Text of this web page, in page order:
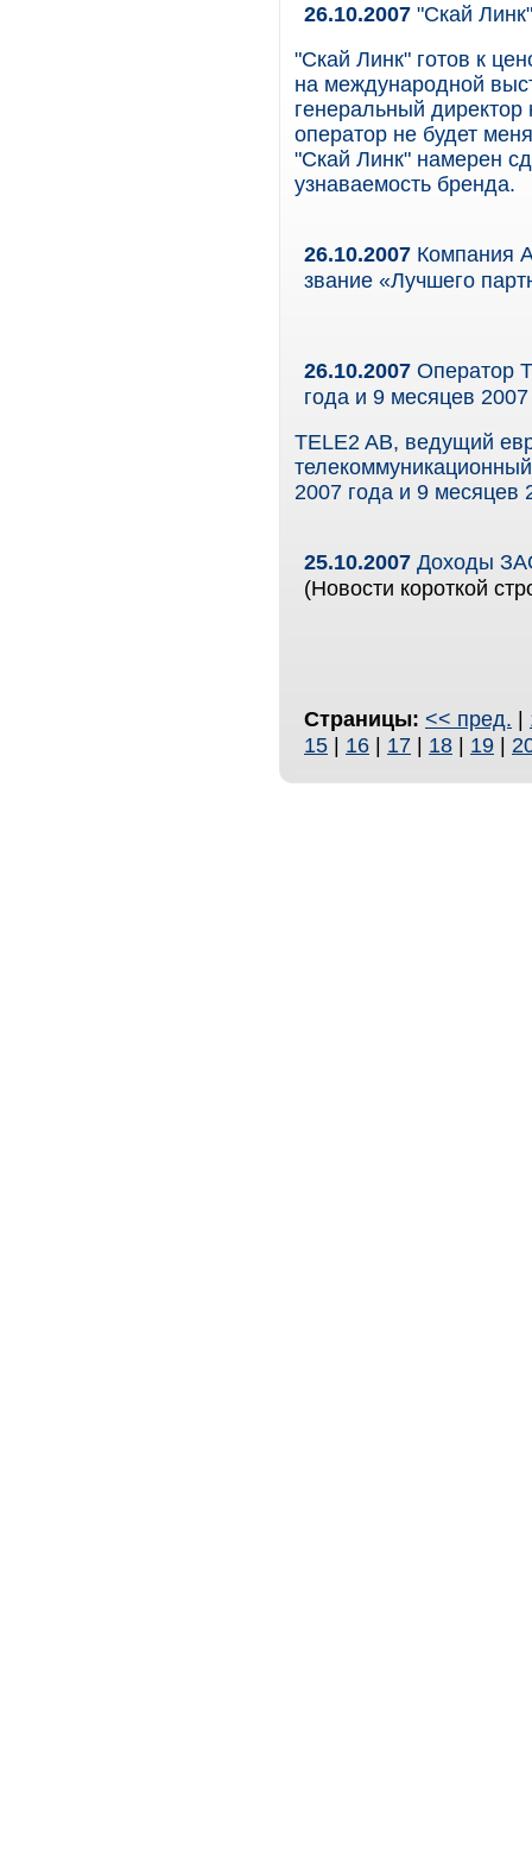
26.10.2007 "Скай
"Скай Линк" готов к
на международной
генеральный
оператор не будет
"Скай Линк" намерен
узнаваемость бренда.
26.10.2007 Компания
звание «Лучшего
26.10.2007 Оператор
года и 9 месяцев
TELE2 AB, ведущий
2007 года и 9 месяцев
25.10.2007 Доходы
(Новости короткой
Страницы: << пред. |
15 | 16 | 17 | 18 | 19 |